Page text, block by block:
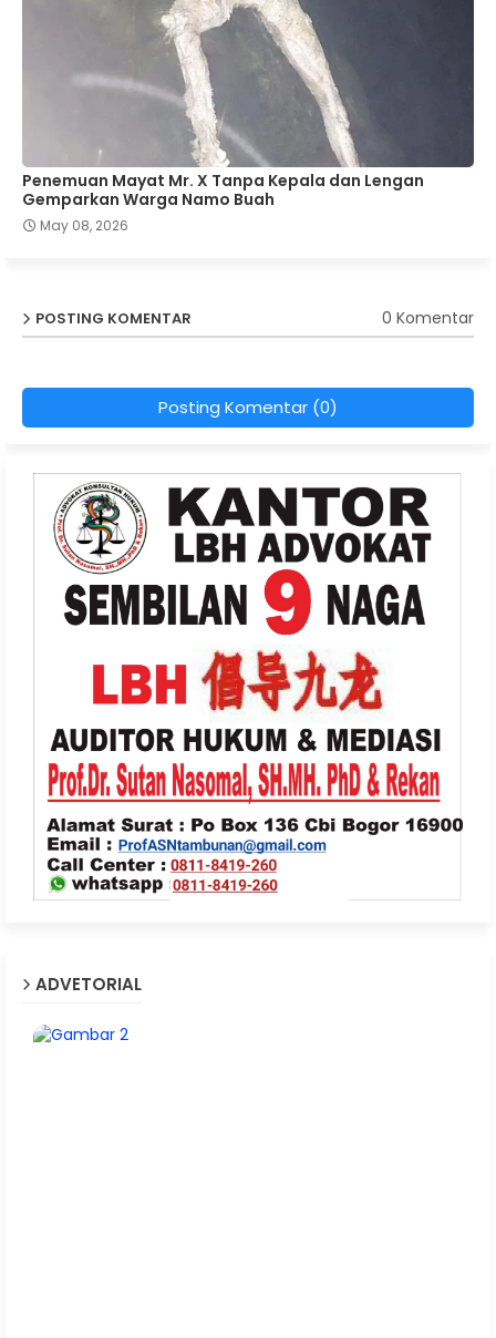
Penemuan Mayat Mr. X Tanpa Kepala dan Lengan
Gemparkan Warga Namo Buah
May 08, 2026
POSTING KOMENTAR 0 Komentar
Posting Komentar (0)
ADVETORIAL